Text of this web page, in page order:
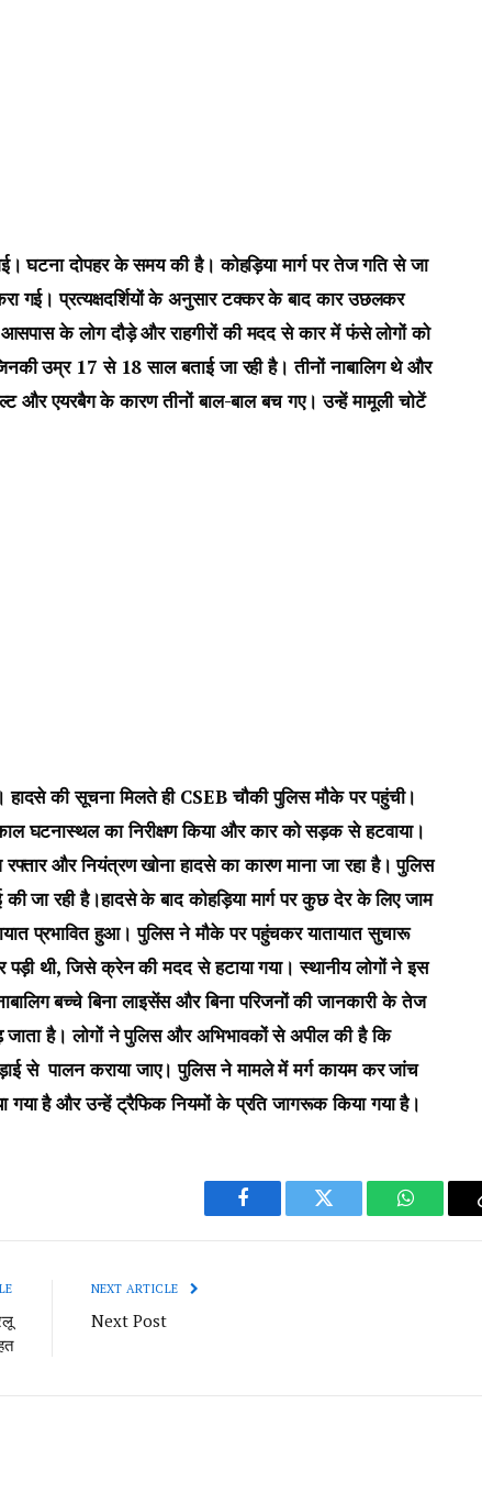
घटना दोपहर के समय की है। कोहड़िया मार्ग पर तेज गति से जा
गई। प्रत्यक्षदर्शियों के अनुसार टक्कर के बाद कार उछलकर
के लोग दौड़े और राहगीरों की मदद से कार में फंसे लोगों को
उम्र 17 से 18 साल बताई जा रही है। तीनों नाबालिग थे और
और एयरबैग के कारण तीनों बाल-बाल बच गए। उन्हें मामूली चोटें
हादसे की सूचना मिलते ही CSEB चौकी पुलिस मौके पर पहुंची।
घटनास्थल का निरीक्षण किया और कार को सड़क से हटवाया।
और नियंत्रण खोना हादसे का कारण माना जा रहा है। पुलिस
जा रही है।हादसे के बाद कोहड़िया मार्ग पर कुछ देर के लिए जाम
प्रभावित हुआ। पुलिस ने मौके पर पहुंचकर यातायात सुचारू
थी, जिसे क्रेन की मदद से हटाया गया। स्थानीय लोगों ने इस
बच्चे बिना लाइसेंस और बिना परिजनों की जानकारी के तेज
जाता है। लोगों ने पुलिस और अभिभावकों से अपील की है कि
से पालन कराया जाए। पुलिस ने मामले में मर्ग कायम कर जांच
गया है और उन्हें ट्रैफिक नियमों के प्रति जागरूक किया गया है।
Facebook Twitter
NEXT ARTICLE
Next Post